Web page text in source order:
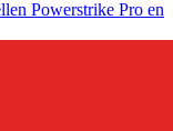
Powerstrike Pro en